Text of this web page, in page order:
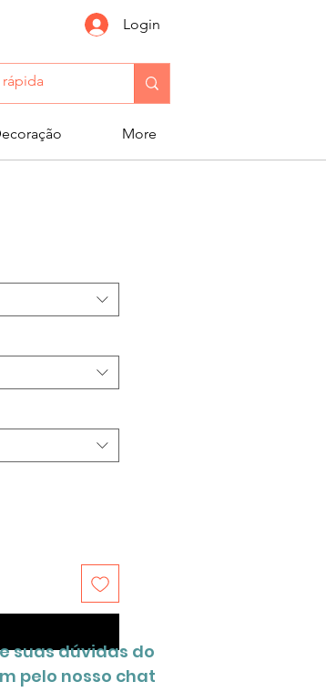
Login
More
suas dúvidas do
pelo nosso chat